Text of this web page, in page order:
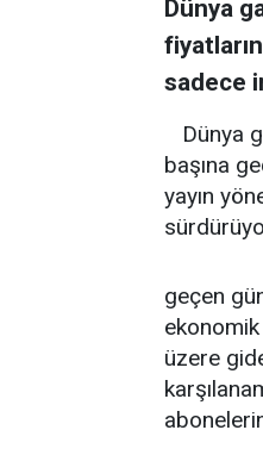
Dünya
sadece
Dünya
başına
yayın
geçen
üzere